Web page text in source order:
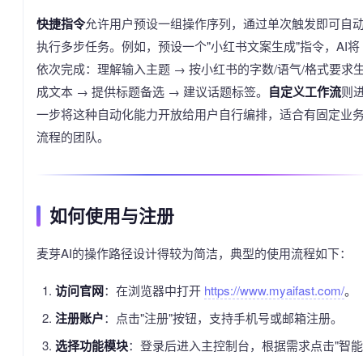
快捷指令允许用户预设一组操作序列，通过单次触发即可自
执行多步任务。例如，预设一个"小红书文案生成"指令，AI将
依次完成：理解输入主题 → 按小红书的字数/语气/格式要求
成文本 → 提供标题备选 → 建议话题标签。 自定义工作流则
一步将这种自动化能力开放给用户自行编排，适合有固定业
流程的团队。
如何使用与注册
麦芽AI的操作路径设计得较为简洁，典型的使用流程如下：
访问官网：在浏览器中打开 https://www.myaifast.com/。
注册账户：点击"注册"按钮，支持手机号或邮箱注册。
选择功能模块：登录后进入主控制台，根据需求点击"智能